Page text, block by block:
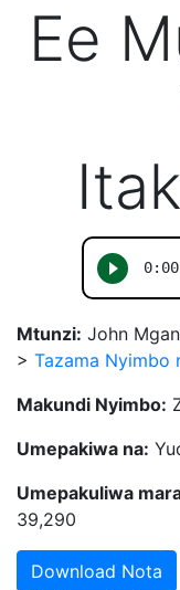
Ee
Mtunzi: John
> Tazama Nyimbo
Makundi Nyimbo:
Umepakiwa na:
Umepakuliwa
39,290
Download Nota